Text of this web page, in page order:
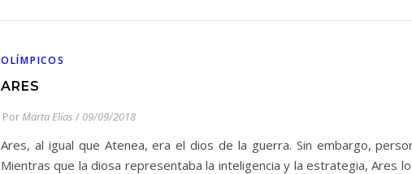
OLÍMPICOS
ARES
PorMarta Elías / 09/09/2018
Ares, al igual que Atenea, era el dios de la guerra. Sin embargo,
Mientras que la diosa representaba la inteligencia y la estrategia, Ares lo